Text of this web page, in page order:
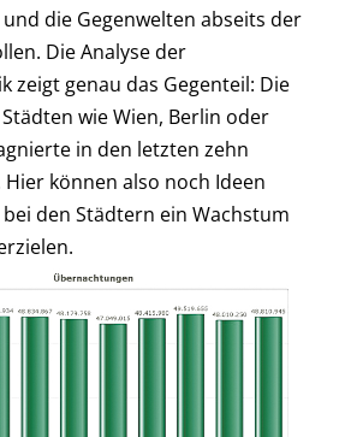
die Gegenwelten abseits der
Die Analyse der
zeigt genau das Gegenteil: Die
wie Wien, Berlin oder
in den letzten zehn
Hier können also noch Ideen
den Städtern ein Wachstum